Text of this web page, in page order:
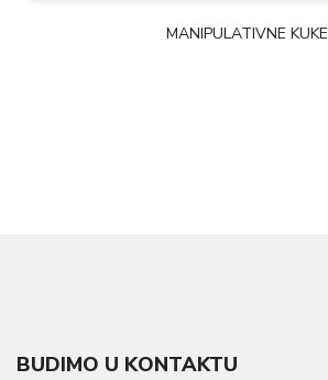
MANIPULATIVNE KUKE
BUDIMO U KONTAKTU